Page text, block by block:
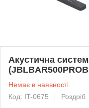
Акустична
Немає в наявності
Код: IT-0675
Роздріб